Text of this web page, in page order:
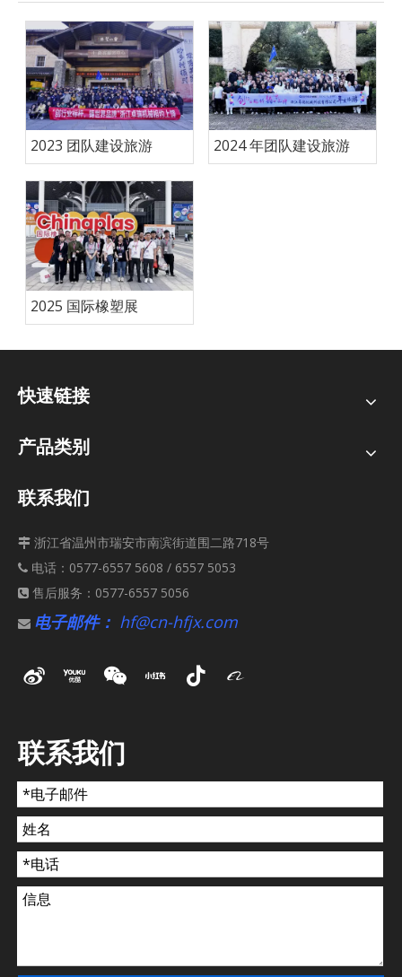
2023 团队建设旅游 2024 年团队建设旅游
2025 国际橡塑展
快速链接
产品类别
联系我们
 浙江省温州市瑞安市南滨街道围二路718号
 电话：0577-6557 5608 / 6557 5053
 售后服务：0577-6557 5056
 电子邮件： hf@cn-hfjx.com
联系我们